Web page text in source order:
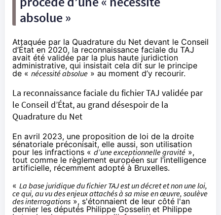
absolue »
Attaquée par la Quadrature du Net devant le Conseil
d’État en 2020, la reconnaissance faciale du TAJ
avait été validée par la plus haute juridiction
administrative, qui insistait cela dit sur le principe
de « nécessité absolue » au moment d’y recourir.
La reconnaissance faciale du fichier TAJ validée par
le Conseil d’État, au grand désespoir de la
Quadrature du Net
En avril 2023, une proposition de loi de la droite
sénatoriale préconisait, elle aussi, son utilisation
pour les infractions « d’une exceptionnelle gravité »,
tout comme le règlement européen sur l’intelligence
artificielle, récemment adopté à Bruxelles.
« La base juridique du fichier TAJ est un décret et non une loi,
ce qui, au vu des enjeux attachés à sa mise en œuvre, soulève
des interrogations », s'étonnaient de leur côté l'an
dernier les députés Philippe Gosselin et Philippe